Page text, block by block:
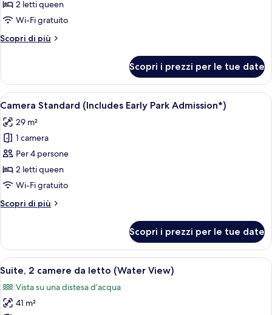
Park
Admission*)
Camera,
vista
(Includes
Admission*)
2 letti queen
Wi-Fi gratuito
Scopri di più
Altri
vista
piscina
(Includes
Park
Admission*)
Scopri i prezzi per le tue date
Apri
tutte
le
foto
per
Camera
Standard
Early
Camera d'albergo con due letti,
6
Camera Standard (Includes Early Park Admission*)
29 m²
1 camera
Per 4 persone
2 letti queen
Wi-Fi gratuito
Scopri di più
Altri
Standard
(Includes
Early
Admission*)
Scopri i prezzi per le tue date
Apri
tutte
le
foto
Camera d'albergo con due letti, un
12
Suite, 2 camere da letto (Water View)
Vista su una distesa d’acqua
41 m²